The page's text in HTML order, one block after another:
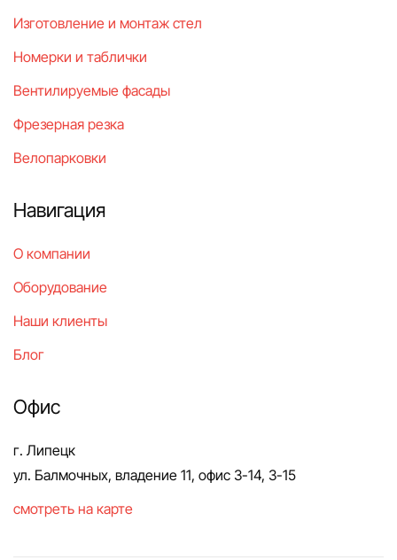
Изготовление и монтаж стел
Номерки и таблички
Вентилируемые фасады
Фрезерная резка
Велопарковки
Навигация
О компании
Оборудование
Наши клиенты
Блог
Офис
г. Липецк
ул. Балмочных, владение 11, офис 3-14, 3-15
смотреть на карте